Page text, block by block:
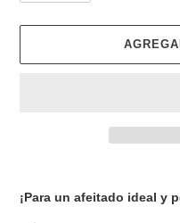
producto
¡Para un afeitado ideal y